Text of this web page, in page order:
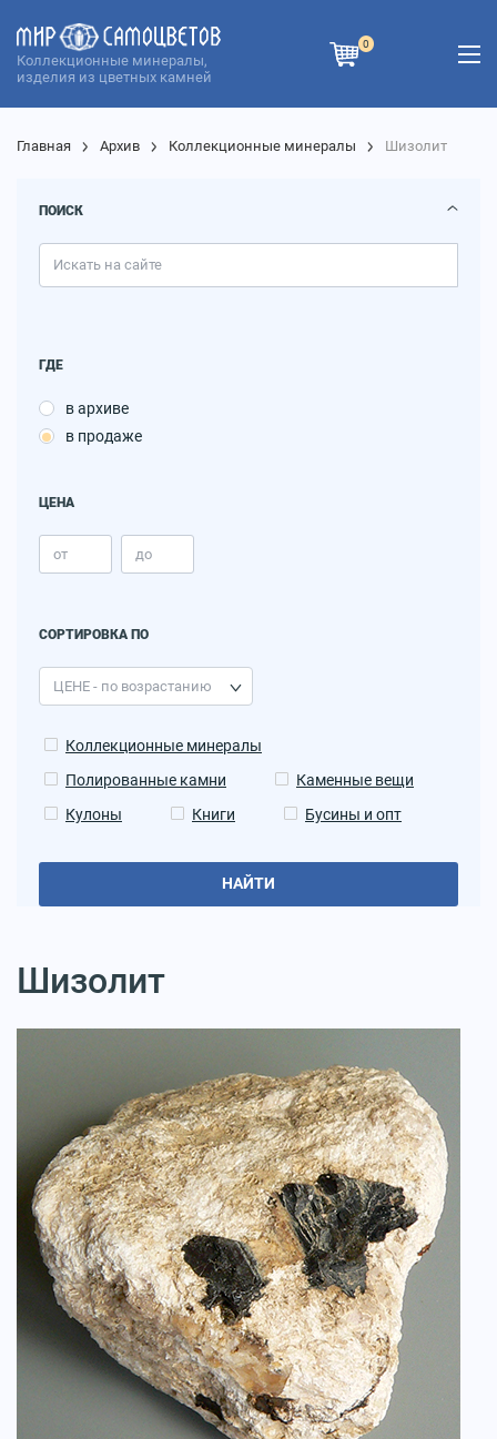
Коллекционные минералы,
изделия из цветных камней
0
Главная Архив Коллекционные минералы Шизолит
ПОИСК
ГДЕ
в архиве
в продаже
ЦЕНА
СОРТИРОВКА ПО
Коллекционные минералы
Полированные камни
Каменные вещи
Кулоны
Книги Бусины и опт
НАЙТИ
Шизолит